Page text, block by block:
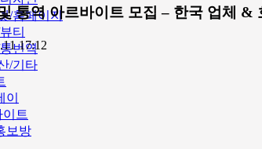
/홈페이지
티
번역
/기타
트
보방
통역 아르바이트 모집 – 한국 업체 &
17:12